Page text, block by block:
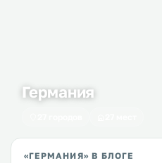
Германия
«ГЕРМАНИЯ» В БЛОГЕ